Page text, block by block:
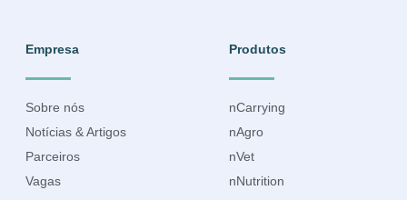
Empresa
Sobre nós
Notícias & Artigos
Parceiros
Vagas
Produtos
nCarrying
nAgro
nVet
nNutrition